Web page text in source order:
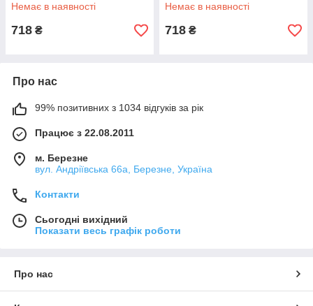
Немає в наявності
718 ₴
Немає в наявності
718 ₴
Про нас
99% позитивних з 1034 відгуків за рік
Працює з 22.08.2011
м. Березне
вул. Андріївська 66а, Березне, Україна
Контакти
Сьогодні вихідний
Показати весь графік роботи
Про нас